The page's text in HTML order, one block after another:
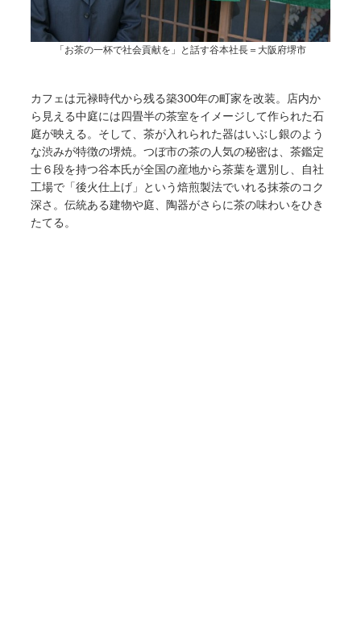
「お茶の一杯で社会貢献を」と話す谷本社長＝大阪府堺市
カフェは元禄時代から残る築300年の町家を改装。店内か
ら見える中庭には四畳半の茶室をイメージして作られた石
庭が映える。そして、茶が入れられた器はいぶし銀のよう
な渋みが特徴の堺焼。つぼ市の茶の人気の秘密は、茶鑑定
士６段を持つ谷本氏が全国の産地から茶葉を選別し、自社
工場で「後火仕上げ」という焙煎製法でいれる抹茶のコク
深さ。伝統ある建物や庭、陶器がさらに茶の味わいをひき
たてる。